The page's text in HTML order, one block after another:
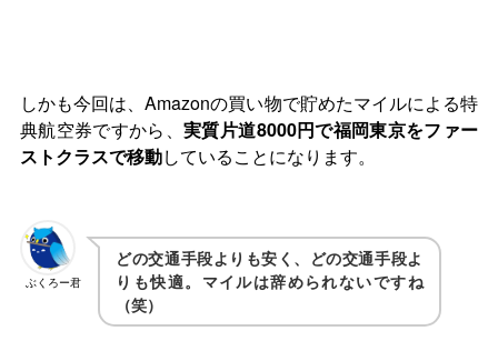
しかも今回は、Amazonの買い物で貯めたマイルによる特
典航空券ですから、実質片道8000円で福岡東京をファー
ストクラスで移動していることになります。
ぶくろー君
どの交通手段よりも安く、どの交通手段よ
りも快適。マイルは辞められないですね
（笑）